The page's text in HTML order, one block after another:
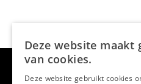
Deze website maakt
van cookies.
Deze website gebruikt cookies